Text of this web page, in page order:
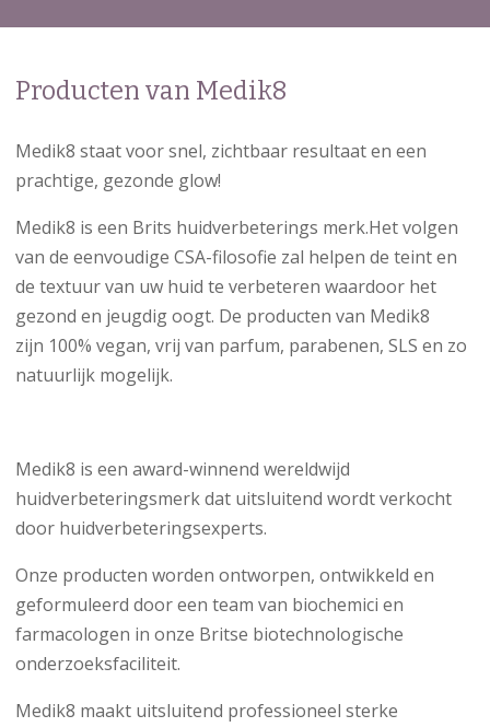
Producten van Medik8
Medik8 staat voor snel, zichtbaar resultaat en een
prachtige, gezonde glow!
Medik8 is een Brits huidverbeterings merk.Het volgen
van de eenvoudige CSA-filosofie zal helpen de teint en
de textuur van uw huid te verbeteren waardoor het
gezond en jeugdig oogt. De producten van Medik8
zijn 100% vegan, vrij van parfum, parabenen, SLS en zo
natuurlijk mogelijk.
Medik8 is een award-winnend wereldwijd
huidverbeteringsmerk dat uitsluitend wordt verkocht
door huidverbeteringsexperts.
Onze producten worden ontworpen, ontwikkeld en
geformuleerd door een team van biochemici en
farmacologen in onze Britse biotechnologische
onderzoeksfaciliteit.
Medik8 maakt uitsluitend professioneel sterke